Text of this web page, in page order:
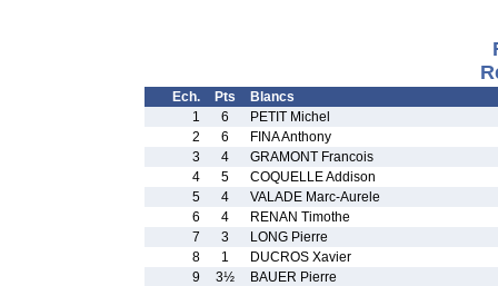
Ech. Pts
Blancs
1
6
PETIT Michel
2
6
FINA Anthony
3
4
GRAMONT Francois
4
5
COQUELLE Addison
5
4
VALADE Marc-Aurele
6
4
RENAN Timothe
7
3
LONG Pierre
8
1
DUCROS Xavier
9
3½ BAUER Pierre